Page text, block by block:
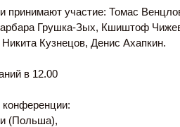
принимают участие: Томас
Грушка-Зых, Кшиштоф
Никита Кузнецов, Денис Ахапкин.
в 12.00
(Польша),